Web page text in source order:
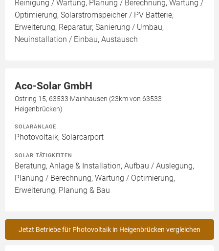
Reinigung / Wartung, Planung / Berechnung, Wartung /
Optimierung, Solarstromspeicher / PV Batterie,
Erweiterung, Reparatur, Sanierung / Umbau,
Neuinstallation / Einbau, Austausch
Aco-Solar GmbH
Ostring 15, 63533 Mainhausen (23km von 63533
Heigenbrücken)
SOLARANLAGE
Photovoltaik, Solarcarport
SOLAR TÄTIGKEITEN
Beratung, Anlage & Installation, Aufbau / Auslegung,
Planung / Berechnung, Wartung / Optimierung,
Erweiterung, Planung & Bau
Jetzt Betriebe für Photovoltaik in Heigenbrücken vergleichen